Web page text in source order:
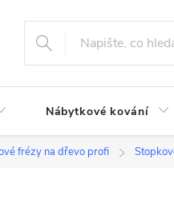
Nábytkové kování
frézy na dřevo profi